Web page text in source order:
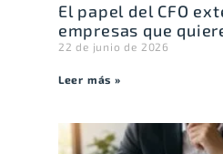
El papel del CFO
empresas que
22 de junio de 2026
Leer más »